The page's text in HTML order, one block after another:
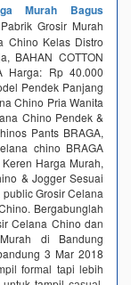
Murah Bagus
Grosir Murah
Chino Kelas Distro
BAHAN COTTON
Harga‎: ‎Rp 40.000
Pendek Panjang
Chino Pria Wanita
Chino Pendek &
Pants BRAGA,
chino BRAGA
Harga Murah,
& Jogger Sesuai
Grosir Celana
Bergabunglah
Celana Chino dan
di Bandung
3 Mar 2018
fоrmаl tарi lеbih